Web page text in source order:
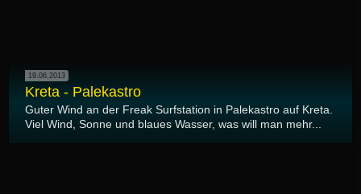
19.06.2013
Kreta - Palekastro
Guter Wind an der Freak Surfstation in Palekastro auf Kreta.
Viel Wind, Sonne und blaues Wasser, was will man mehr...